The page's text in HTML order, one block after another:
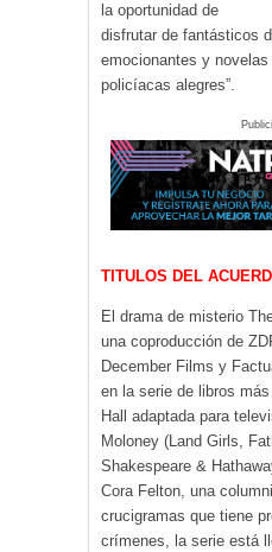
la oportunidad de
disfrutar de fantásticos
emocionantes y novelas
policíacas alegres”.
TITULOS DEL
El drama de misterio
una coproducción de
December Films y
en la serie de libros más
Hall adaptada para
Moloney (Land Girls,
Shakespeare &
Cora Felton, una
crucigramas que tiene
crímenes, la serie está